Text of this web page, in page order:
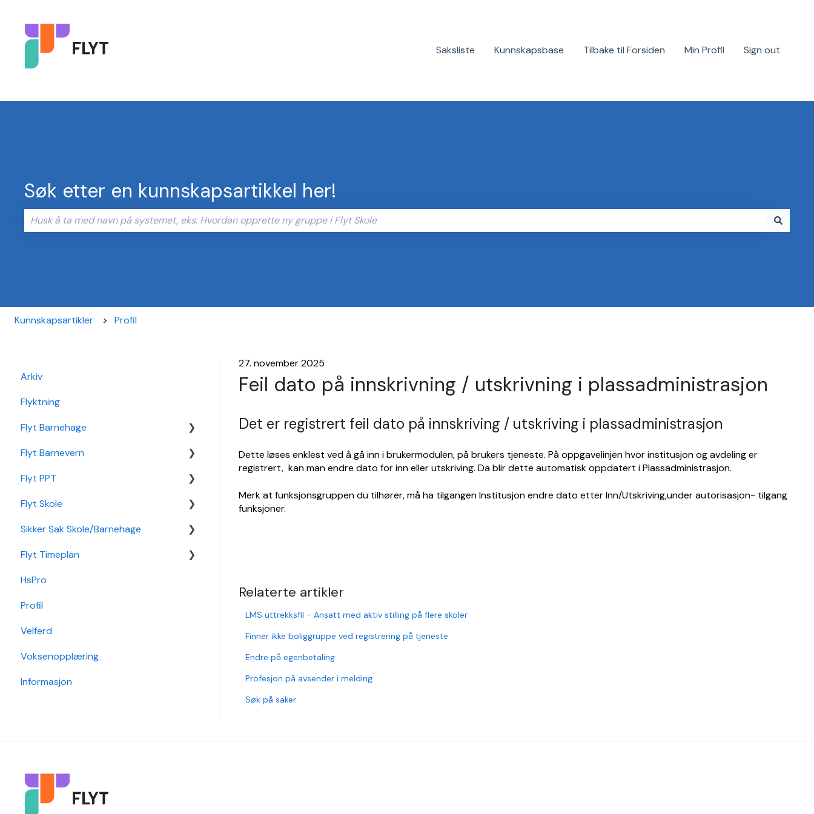
Saksliste Kunnskapsbase Tilbake til Forsiden Min Profil Sign out
Søk etter en kunnskapsartikkel her!
Kunnskapsartikler Profil
27. november 2025
Feil dato på innskrivning / utskrivning i plassadministrasjon
Det er registrert feil dato på innskriving / utskriving i plassadministrasjon
Dette løses enklest ved å gå inn i brukermodulen, på brukers tjeneste. På oppgavelinjen hvor institusjon og avdeling er
registrert, kan man endre dato for inn eller utskriving. Da blir dette automatisk oppdatert i Plassadministrasjon.
Merk at funksjonsgruppen du tilhører, må ha tilgangen Institusjon endre dato etter Inn/Utskriving,under autorisasjon- tilgang
funksjoner.
Relaterte artikler
LMS uttrekksfil - Ansatt med aktiv stilling på flere skoler
Finner ikke boliggruppe ved registrering på tjeneste
Endre på egenbetaling
Profesjon på avsender i melding
Søk på saker
Arkiv
Flyktning
Flyt Barnehage
Flyt Barnehage Hjelpeside
Min Barnehage (app)
Redusert foreldrebetaling
Sikker Sak Barnehage
Flyt Barnevern
Autopay
Vedtak
Ansatt
Økonomi
Nettverk
Flyt PPT
Statistikk
Flyt Skole
Integrasjon Sikker Sak
Elevportal
Foresattportal
Min Skole - Ansattapp
Min Skole - Foresattapp
SFO
Arkiv/VSA
Sikker Sak Skole/Barnehage
Godkjenning
Hendelse
Hovedperson
Post
Sak
Flyt Timeplan
Daglig bruk
Min side/ansatt
Timeplanlegging
Rapporter
Grunndata
HsPro
Profil
Velferd
Voksenopplæring
Informasjon